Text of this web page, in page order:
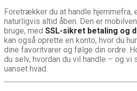
Foretrækker du at handle hjemmefra,
naturligvis altid åben. Den er
bruge, med SSL-sikret betaling og
kan også oprette en konto, hvor du
dine favoritvarer og følge din ordre.
du selv, hvordan du vil handle – og
uanset hvad.